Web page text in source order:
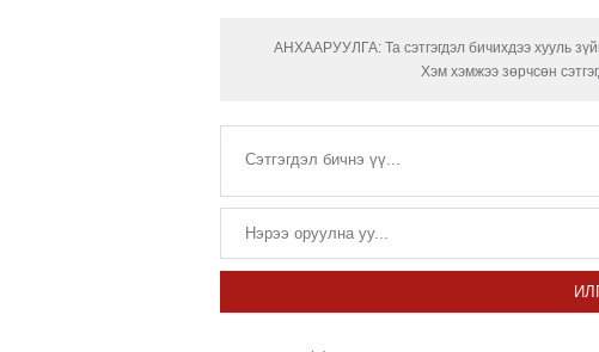
АНХААРУУЛГА: Та сэтгэгдэл бичихдээ хууль
Хэм хэмжээ зөрчсөн